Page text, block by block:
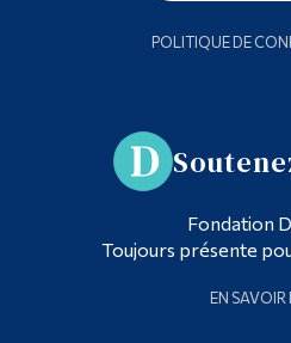
POLITIQUE DE
Fondation
Toujours présente
EN SAVOIR